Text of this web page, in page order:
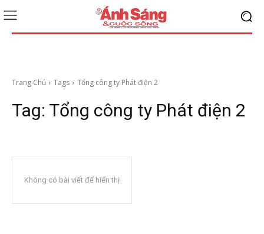
Trang Chủ Tags Tổng công ty Phát điện 2
Tag: Tổng công ty Phát điện 2
Không có bài viết để hiển thị